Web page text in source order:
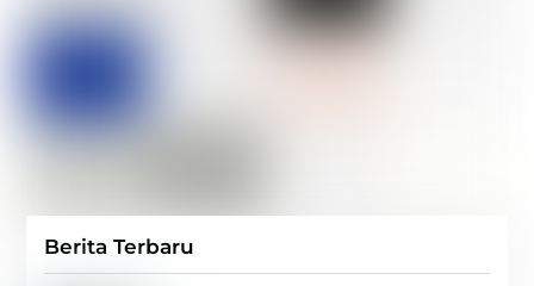
Berita Terbaru